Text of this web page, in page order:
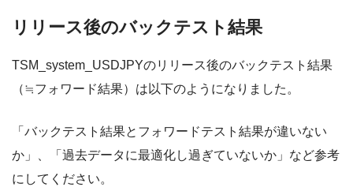
リリース後のバックテスト結果
TSM_system_USDJPYのリリース後のバックテスト結果
（≒フォワード結果）は以下のようになりました。
「バックテスト結果とフォワードテスト結果が違いない
か」、「過去データに最適化し過ぎていないか」など参考
にしてください。